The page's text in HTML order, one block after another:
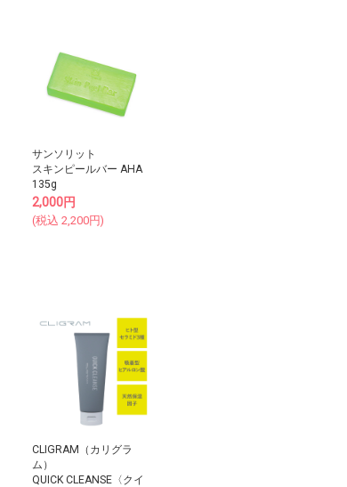
サンソリット
スキンピールバー AHA
135g
2,000円
(税込 2,200円)
CLIGRAM（カリグラ
ム）
QUICK CLEANSE〈クイ